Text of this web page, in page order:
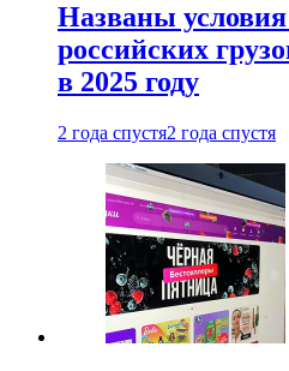
Названы
российских
в 2025 году
2 года спустя2 года спустя